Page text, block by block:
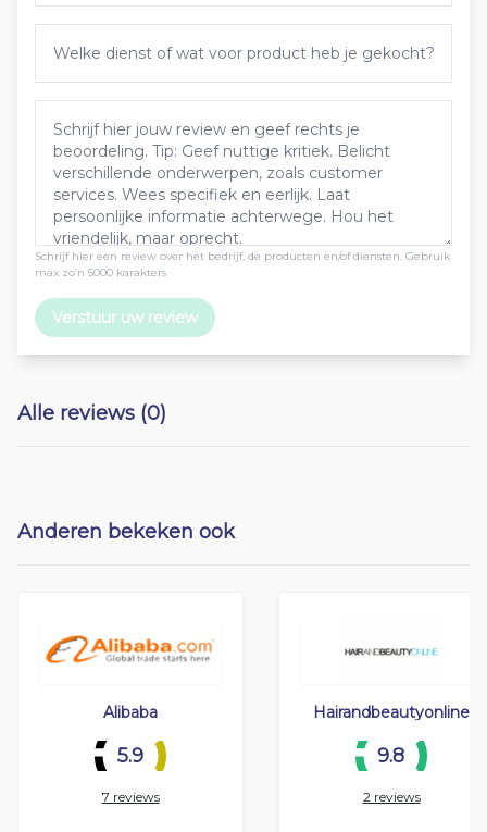
Schrijf hier een review over het bedrijf, de producten en/of diensten. Gebruik
max zo’n 5000 karakters
Verstuur uw review
Alle reviews (0)
Anderen bekeken ook
Alibaba
5.9
7 reviews
Hairandbeautyonline
9.8
2 reviews